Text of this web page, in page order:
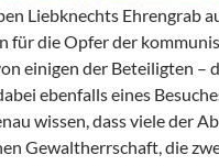
Liebknechts Ehrengrab
für die Opfer der
einigen der Beteiligten –
ebenfalls eines
wissen, dass viele der
Gewaltherrschaft, die